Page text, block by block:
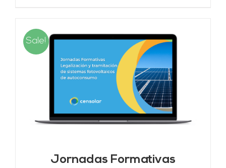
Sale!
Jornadas Formativas